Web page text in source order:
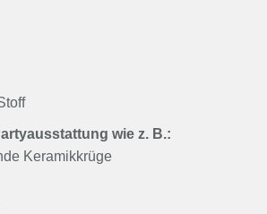
wie z. B.:
Keramikkrüge